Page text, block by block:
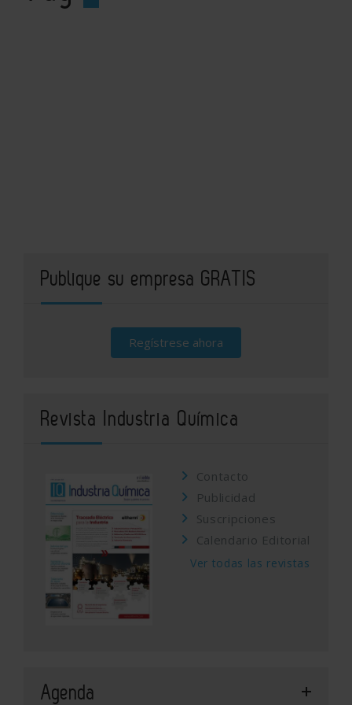
Publique su empresa GRATIS
Regístrese ahora
Revista Industria Química
Contacto
Publicidad
Suscripciones
Calendario Editorial
Ver todas las revistas
Agenda